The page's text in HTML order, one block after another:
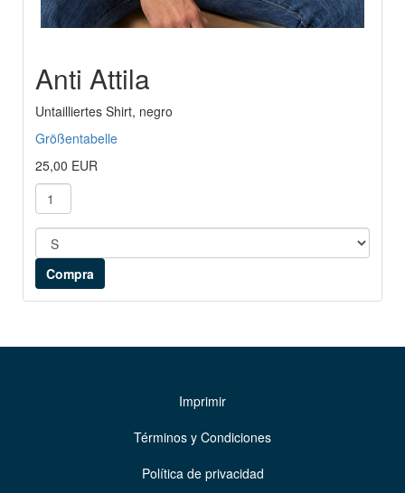
Anti Attila
Untailliertes Shirt, negro
Größentabelle
25,00 EUR
Imprimir
Términos y Condiciones
Política de privacidad